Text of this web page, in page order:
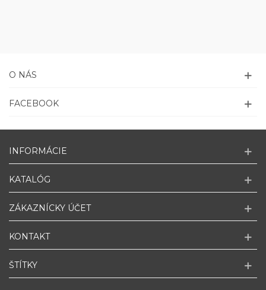
O NÁS
FACEBOOK
INFORMÁCIE
KATALÓG
ZÁKAZNÍCKY ÚČET
KONTAKT
ŠTÍTKY